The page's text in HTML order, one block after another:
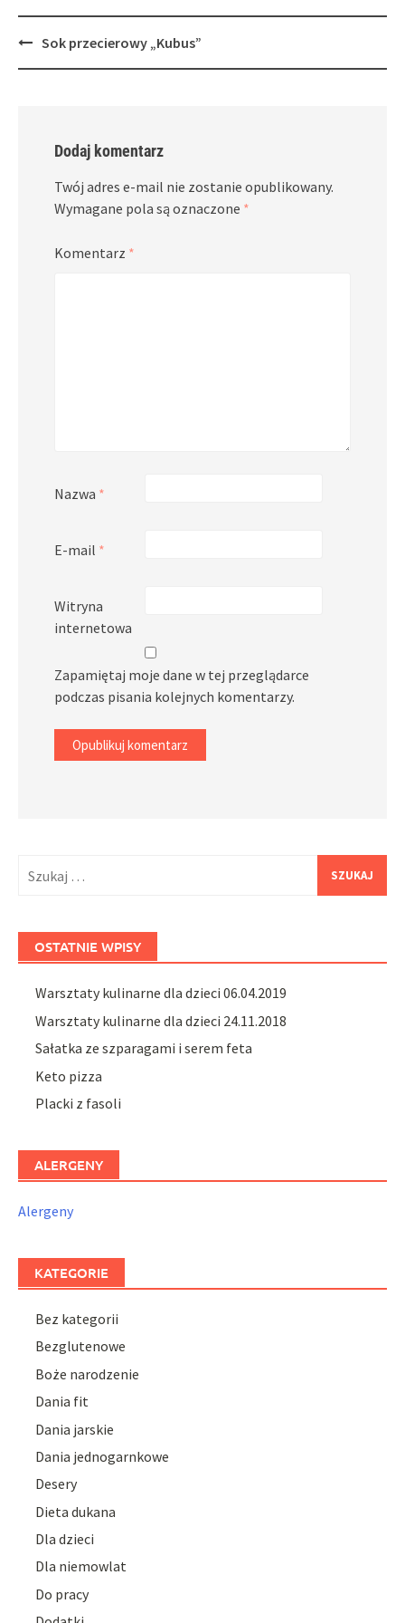
PostSok przecierowy „Kubus”
Dodaj komentarz
Twój adres e-mail nie zostanie opublikowany.
Wymagane pola są oznaczone *
Komentarz *
Nazwa *
E-mail *
Witryna
internetowa
Zapamiętaj moje dane w tej przeglądarce
podczas pisania kolejnych komentarzy.
OSTATNIE WPISY
Warsztaty kulinarne dla dzieci 06.04.2019
Warsztaty kulinarne dla dzieci 24.11.2018
Sałatka ze szparagami i serem feta
Keto pizza
Placki z fasoli
ALERGENY
Alergeny
KATEGORIE
Bez kategorii
Bezglutenowe
Boże narodzenie
Dania fit
Dania jarskie
Dania jednogarnkowe
Desery
Dieta dukana
Dla dzieci
Dla niemowlat
Do pracy